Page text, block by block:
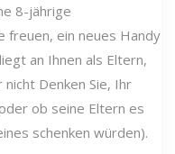
8-jährige
freuen, ein neues Handy
an Ihnen als Eltern,
Denken Sie, Ihr
ob seine Eltern es
schenken würden).